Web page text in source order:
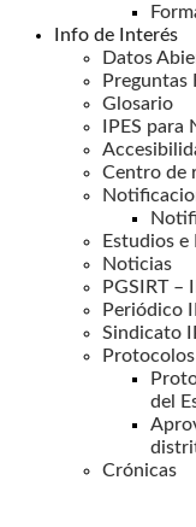
Info de Interés
Datos
Preguntas
Glosario
IPES para
Centro de
Estudios e
Noticias
PGSIRT –
Periódico
Sindicato
del
Crónicas